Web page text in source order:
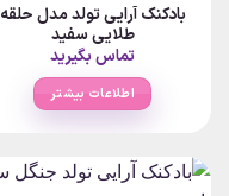
بادکنک آرایی تولد مدل حلقه
طلایی سفید
تماس بگیرید
اطلاعات بیشتر